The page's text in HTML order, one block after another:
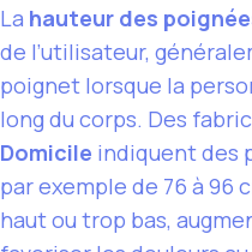
La hauteur des
de l’utilisateur,
poignet lorsque la
long du corps. Des
Domicile indiquent des
par exemple de 76 à 96
haut ou trop bas,